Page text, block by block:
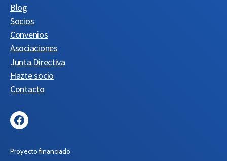
Blog
Socios
Convenios
Asociaciones
Junta Directiva
Hazte socio
Contacto
Facebook
Proyecto financiado